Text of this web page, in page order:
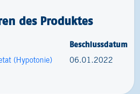
des Produktes
Beschlussdatum
(Hypotonie) 06.01.2022